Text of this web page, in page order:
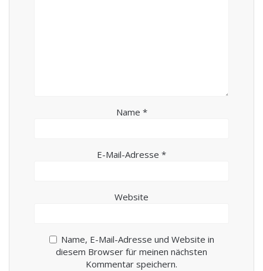
Name *
E-Mail-Adresse *
Website
Name, E-Mail-Adresse und Website in
diesem Browser für meinen nächsten
Kommentar speichern.